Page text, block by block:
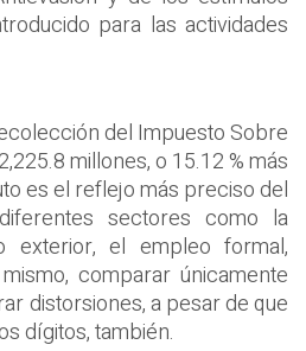
para las actividades
del Impuesto Sobre
millones, o 15.12 % más
es el reflejo más preciso del
sectores como la
exterior, el empleo formal,
comparar únicamente
distorsiones, a pesar de que
dígitos, también.